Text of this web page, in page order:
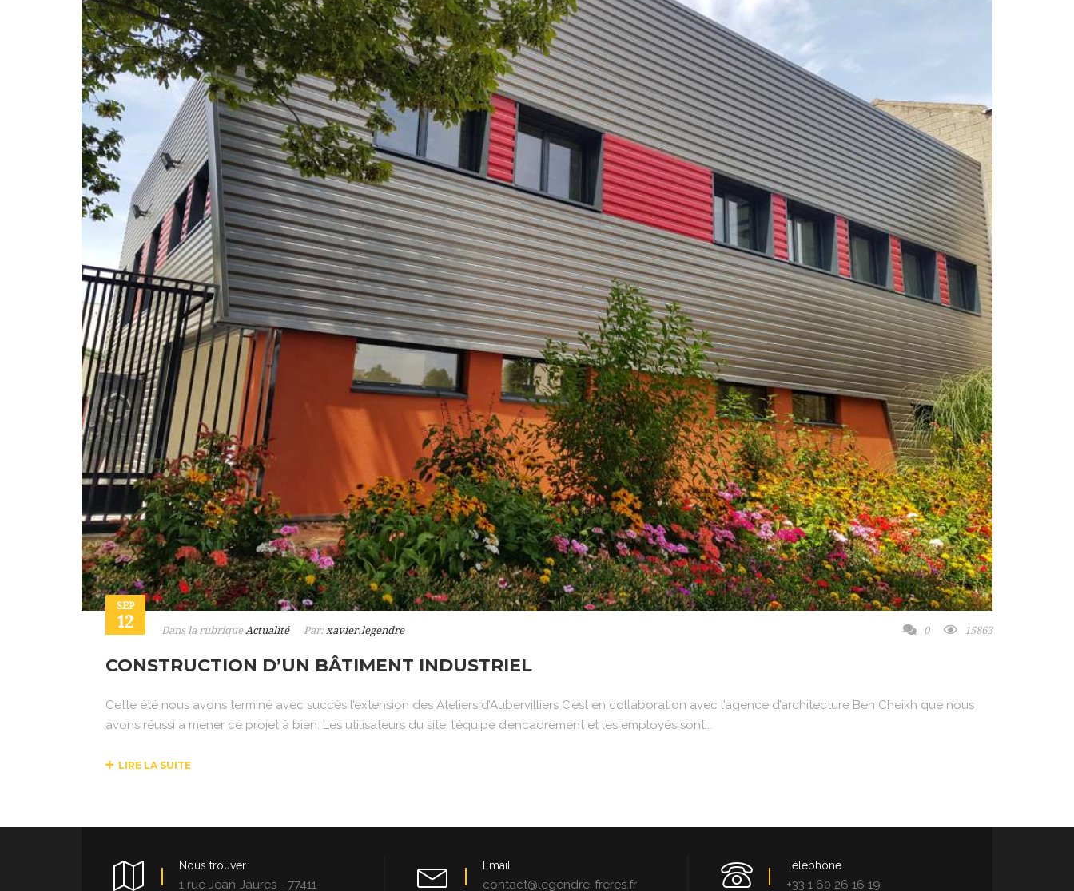
SEP
12 Dans la rubriqueActualité Par: xavier.legendre 0 15863
CONSTRUCTION D’UN BÂTIMENT INDUSTRIEL
Cette été nous avons terminé avec succès l’extension des Ateliers d’Aubervilliers C’est en collaboration avec l’agence d’architecture Ben Cheikh que nous
avons réussi a mener ce projet à bien. Les utilisateurs du site, l’équipe d’encadrement et les employés sont...
LIRE LA SUITE
Nous trouver
1 rue Jean-Jaures - 77411
Email
contact@legendre-freres.fr
Télephone
+33 1 60 26 16 19